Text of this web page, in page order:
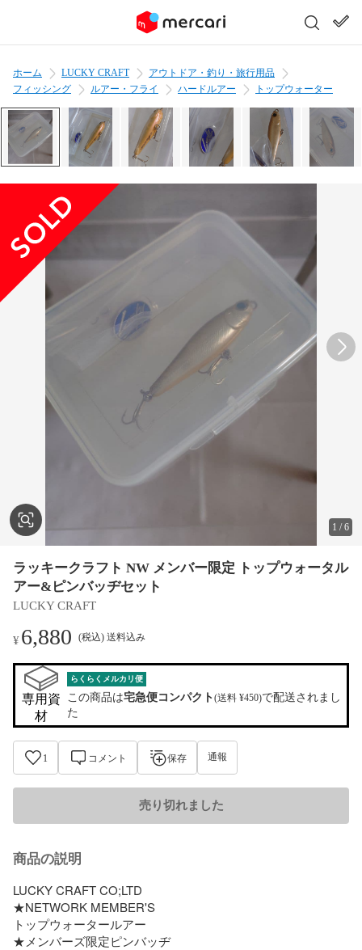
ホーム LUCKY CRAFT
アウトドア・釣り・旅行用品
フィッシング
ルアー・フライ ハードルアー トップウォーター
1 /6
ラッキークラフト NW メンバー限定 トップウォータル
アー&ピンバッヂセット
LUCKY CRAFT
¥6,880 (税込) 送料込み
専用資
材
らくらくメルカリ便
この商品は宅急便コンパクト(送料 ¥450)で配送されまし
た
1 コメント 保存 通報
売り切れました
商品の説明
LUCKY CRAFT CO;LTD
★NETWORK MEMBER'S
トップウォータールアー
★メンバーズ限定ピンバッヂ